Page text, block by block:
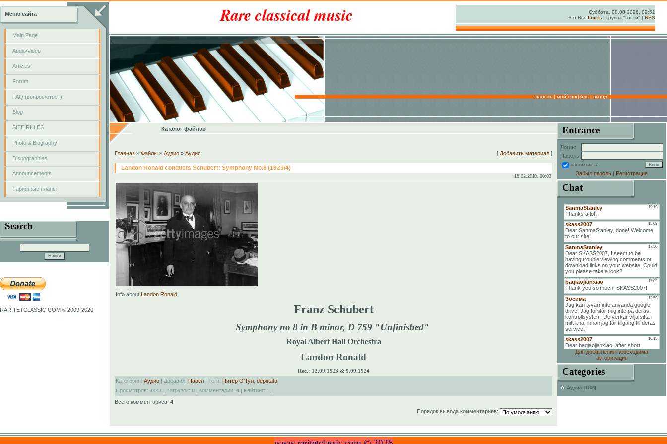
Меню сайта
Main Page
Audio/Video
Articles
Forum
FAQ (вопрос/ответ)
Blog
SITE RULES
Photo & Biography
Discographies
Announcements
Тарифные планы
Search
RARITETCLASSIC.COM © 2009-2020
Rare classical music
Суббота, 08.08.2026, 02:51
Это Вы: Гость | Группа "Гости" | RSS
главная|мой профиль|выход
Каталог файлов
Главная » Файлы » Аудио » Аудио [ Добавить материал ]
Landon Ronald conducts Schubert: Symphony No.8 (1923/4)
18.02.2010, 00:03
Info about Landon Ronald
Franz Schubert
Symphony no 8 in B minor, D 759 "Unfinished"
Royal Albert Hall Orchestra
Landon Ronald
Rec.: 12.09.1923 & 9.09.1924
Категория: Аудио | Добавил: Павел | Теги: Питер О’Тул deputātu
Просмотров: 1447 | Загрузок: 0 | Комментарии: 4 | Рейтинг: / |
Всего комментариев: 4
Порядок вывода комментариев:
Entrance
Логин:
Пароль:
запомнить
Забыл пароль | Регистрация
Chat
Для добавления необходима
авторизация
Categories
Аудио [1196]